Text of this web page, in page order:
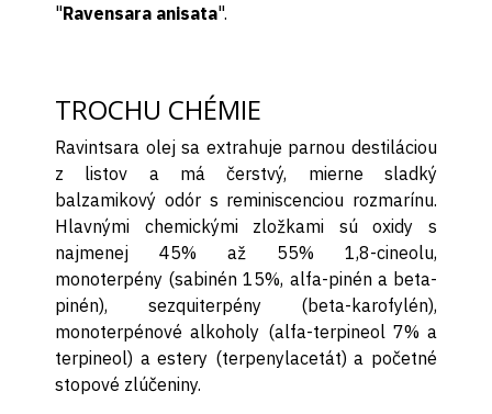
"Ravensara anisata".
TROCHU CHÉMIE
Ravintsara olej sa extrahuje parnou destiláciou
z listov a má čerstvý, mierne sladký
balzamikový odór s reminiscenciou rozmarínu.
Hlavnými chemickými zložkami sú oxidy s
najmenej 45% až 55% 1,8-cineolu,
monoterpény (sabinén 15%, alfa-pinén a beta-
pinén), sezquiterpény (beta-karofylén),
monoterpénové alkoholy (alfa-terpineol 7% a
terpineol) a estery (terpenylacetát) a početné
stopové zlúčeniny.